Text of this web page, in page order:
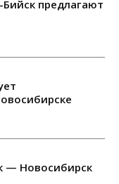
предлагают
— Новосибирск